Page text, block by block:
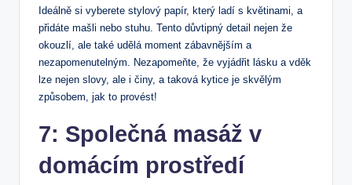
Ideálně si‌ vyberete stylový⁤ papír, který ⁣ladí s⁢ květinami, a
přidáte mašli nebo stuhu. Tento důvtipný ​detail ‍nejen⁣ že
okouzlí, ale také udělá moment⁣ zábavnějším a
nezapomenutelným. Nezapomeňte, že vyjádřit lásku ‍a vděk
lze nejen slovy, ale i činy, a taková‍ kytice je skvělým
způsobem, jak to provést!
7:⁤ Společná masáž‍ v
domácím prostředí